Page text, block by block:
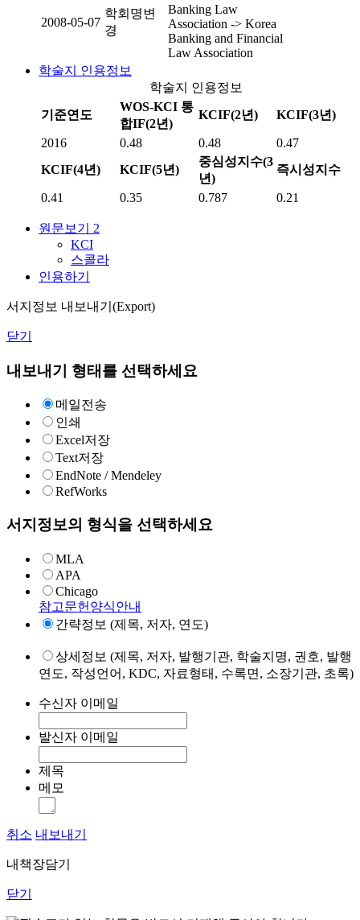
2008-05-07
학회명변
경
Banking Law
Association -> Korea
Banking and Financial
Law Association
학술지 인용정보
학술지 인용정보
기준연도
WOS-KCI 통
합IF(2년)
KCIF(2년) KCIF(3년)
2016 0.48 0.48
0.47
KCIF(4년)
KCIF(5년)
중심성지수(3
년)
즉시성지수
0.41 0.35 0.787 0.21
원문보기 2
KCI
스콜라
인용하기
서지정보 내보내기(Export)
닫기
내보내기 형태를 선택하세요
메일전송
인쇄
Excel저장
Text저장
EndNote / Mendeley
RefWorks
서지정보의 형식을 선택하세요
MLA
APA
Chicago
참고문헌양식안내
간략정보 (제목, 저자, 연도)
상세정보 (제목, 저자, 발행기관, 학술지명, 권호, 발행
연도, 작성언어, KDC, 자료형태, 수록면, 소장기관, 초록)
수신자 이메일
발신자 이메일
제목
메모
취소 내보내기
내책장담기
닫기